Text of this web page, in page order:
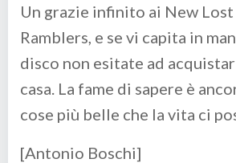
Un grazie infinito ai New
Ramblers, e se vi capita in
disco non esitate ad
casa. La fame di sapere è
cose più belle che la vita ci
[Antonio Boschi]